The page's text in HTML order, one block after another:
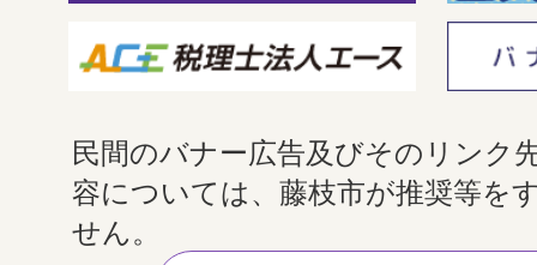
民間のバナー広告及びそのリンク
容については、藤枝市が推奨等を
せん。